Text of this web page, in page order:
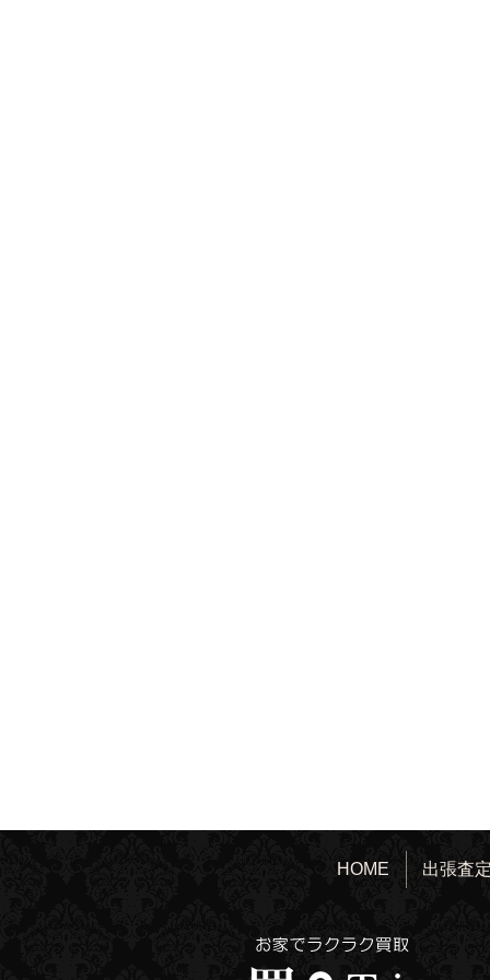
HOME 出張査